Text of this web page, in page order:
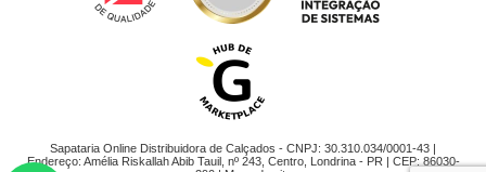
Sapataria Online Distribuidora de Calçados - CNPJ: 30.310.034/0001-43 |
Endereço: Amélia Riskallah Abib Tauil, nº 243, Centro, Londrina - PR | CEP: 86030-